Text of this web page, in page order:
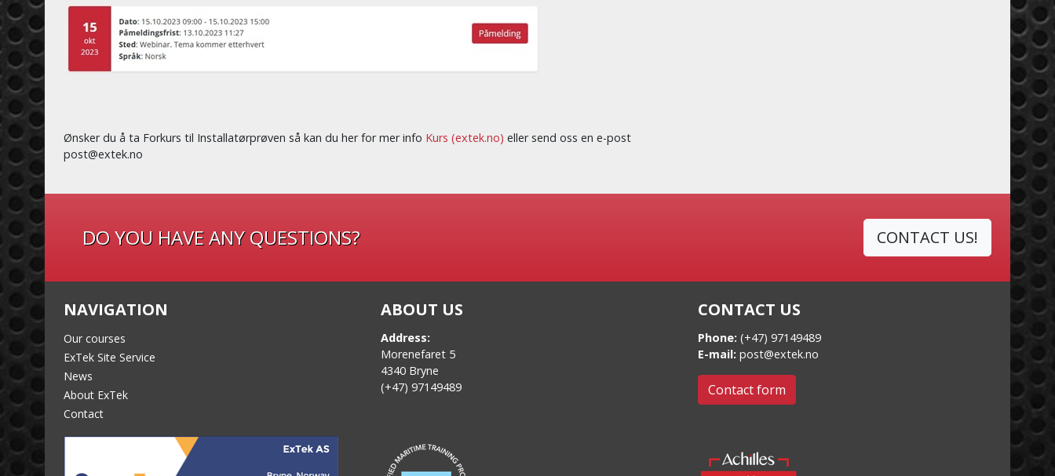
Ønsker du å ta Forkurs til Installatørprøven så kan du her for mer info Kurs (extek.no) eller send oss en e-post
post@extek.no
DO YOU HAVE ANY QUESTIONS? CONTACT US!
NAVIGATION
Our courses
ExTek Site Service
News
About ExTek
Contact
ABOUT US
Address:
Morenefaret 5
4340 Bryne
(+47) 97149489
CONTACT US
Phone: (+47) 97149489
E-mail: post@extek.no
Contact form